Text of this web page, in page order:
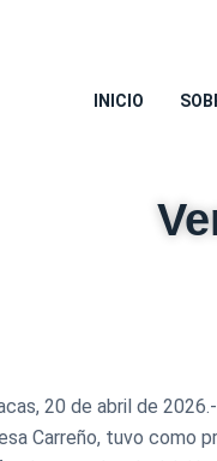
INICIO
20 de abril de
Carreño, tuvo como